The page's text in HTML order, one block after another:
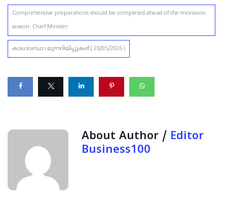
Comprehensive preparations should be completed ahead of the monsoon
season: Chief Minister
കാലാവസ്ഥാ മുന്നറിയിപ്പുകള്‍ ( 28/05/2026 )
About Author / Editor
Business100